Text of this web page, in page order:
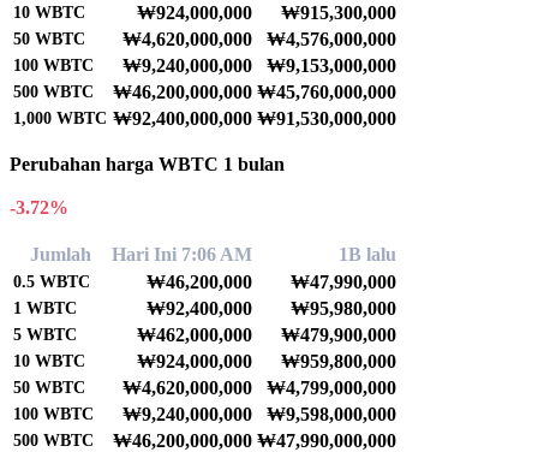
10 WBTC ₩924,000,000 ₩915,300,000
50 WBTC ₩4,620,000,000 ₩4,576,000,000
100 WBTC ₩9,240,000,000 ₩9,153,000,000
500 WBTC ₩46,200,000,000 ₩45,760,000,000
1,000 WBTC ₩92,400,000,000 ₩91,530,000,000
Perubahan harga WBTC 1 bulan
-3.72%
Jumlah Hari Ini 7:06 AM 1B lalu
0.5 WBTC ₩46,200,000 ₩47,990,000
1 WBTC ₩92,400,000 ₩95,980,000
5 WBTC ₩462,000,000 ₩479,900,000
10 WBTC ₩924,000,000 ₩959,800,000
50 WBTC ₩4,620,000,000 ₩4,799,000,000
100 WBTC ₩9,240,000,000 ₩9,598,000,000
500 WBTC ₩46,200,000,000 ₩47,990,000,000